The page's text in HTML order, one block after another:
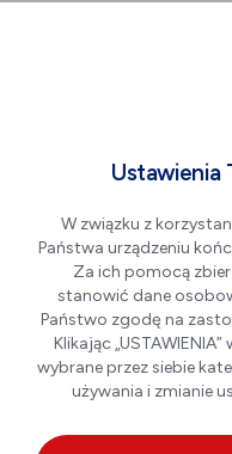
Sprawdź
o swojej
07.07.2026 r.
Ustawienia
W związku z
Państwa urządzeniu
Za ich pomocą
stanowić dane
Państwo zgodę na
Klikając
wybrane przez siebie
używania i zmianie